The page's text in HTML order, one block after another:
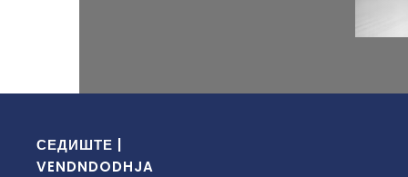
СЕДИШТЕ |
VENDNDODHJA